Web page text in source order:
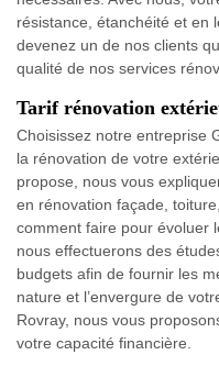
résistance, étanchéité et en
devenez un de nos clients
qualité de nos services
Tarif rénovation
Choisissez notre entreprise
la rénovation de votre
propose, nous vous
en rénovation façade,
comment faire pour évoluer
nous effectuerons des
budgets afin de fournir les
nature et l’envergure de
Rovray, nous vous
votre capacité financière.